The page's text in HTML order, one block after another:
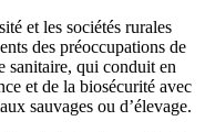
et les sociétés rurales
des préoccupations de
sanitaire, qui conduit en
et de la biosécurité avec
sauvages ou d’élevage.